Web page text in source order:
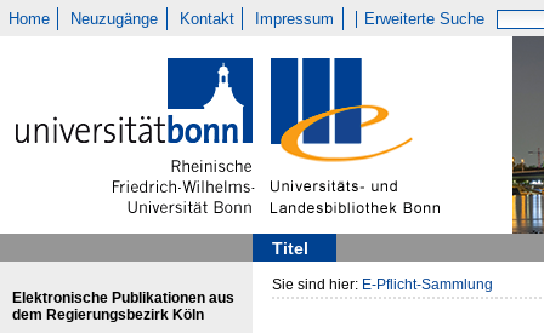
Home Neuzugänge Kontakt Impressum Erweiterte Suche
Titel
Elektronische Publikationen aus
dem Regierungsbezirk Köln
Sie sind hier: E-Pflicht-Sammlung